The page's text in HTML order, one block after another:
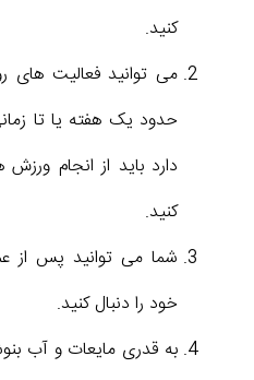
کنید.
مى توانید فعالیت هاى
حدود یک هفته یا تا
دارد باید از انجام
کنید.
شما می توانید پس از
خود را دنبال کنید.
به قدرى مایعات و آب